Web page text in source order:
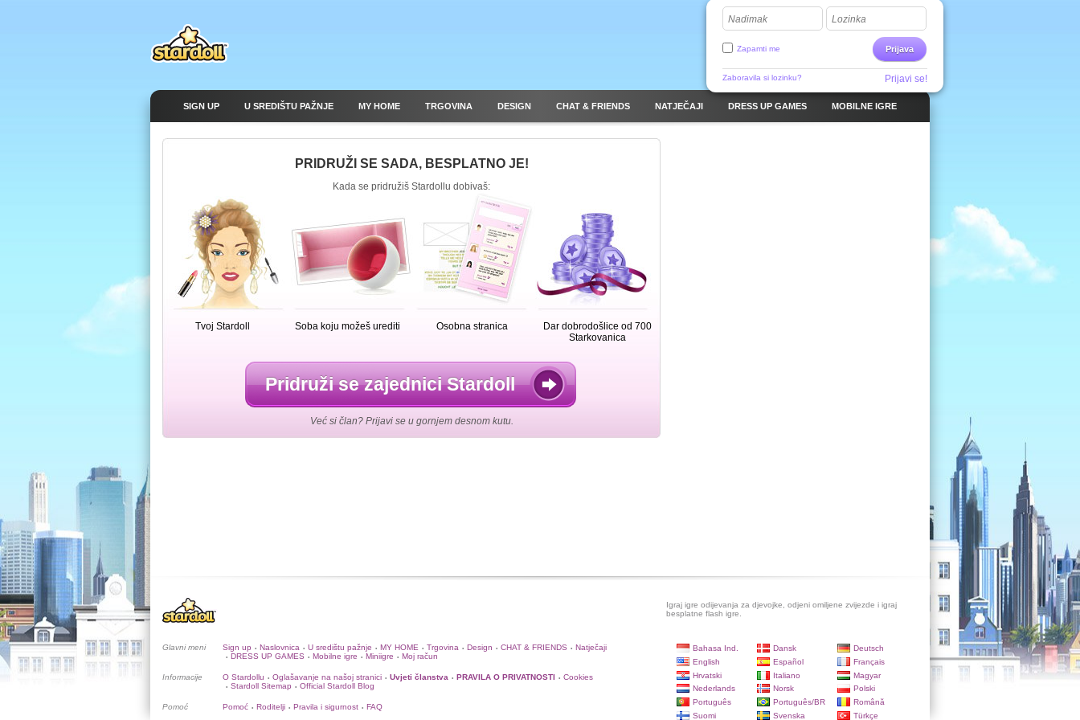
Nadimak Lozinka
Prijava
Zapamti me
Zaboravila si lozinku? Prijavi se!
SIGN UP U SREDIŠTU PAŽNJE MY HOME TRGOVINA DESIGN CHAT & FRIENDS NATJEČAJI DRESS UP GAMES MOBILNE IGRE
PRIDRUŽI SE SADA, BESPLATNO JE!
Kada se pridružiš Stardollu dobivaš:
Tvoj Stardoll Soba koju možeš urediti Osobna stranica
Dar dobrodošlice od 700
Starkovanica
Pridruži se zajednici Stardoll
Već si član? Prijavi se u gornjem desnom kutu.
Igraj igre odijevanja za djevojke, odjeni omiljene zvijezde i igraj
besplatne flash igre.
Glavni meni Sign up • Naslovnica • U središtu pažnje • MY HOME • Trgovina • Design • CHAT & FRIENDS • Natječaji
• DRESS UP GAMES • Mobilne igre • Miniigre • Moj račun
Informacije O Stardollu • Oglašavanje na našoj stranici • Uvjeti članstva • PRAVILA O PRIVATNOSTI • Cookies
• Stardoll Sitemap • Official Stardoll Blog
Pomoć Pomoć • Roditelji • Pravila i sigurnost • FAQ
Bahasa Ind. Dansk
Deutsch
English
Español
Français
Hrvatski
Italiano
Magyar
Nederlands
Norsk
Polski
Português
Português/BR
Română
Suomi
Svenska Türkçe